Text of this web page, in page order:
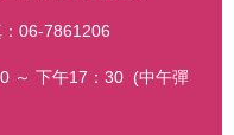
06-7861206
～ 下午17：30 (中午彈